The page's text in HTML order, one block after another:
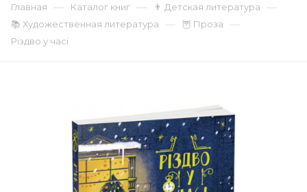
Главная — Каталог книг — 👨 Детская литература —
📚 Художественная литература — 🦉 Проза —
Різдво у часі